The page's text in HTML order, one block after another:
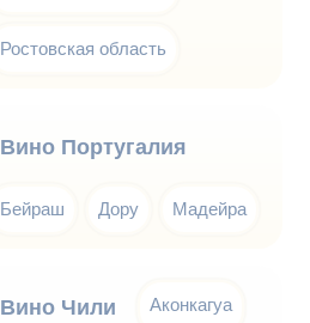
Ростовская область
Вино Португалия
Бейраш Дору Мадейра
Вино Чили Аконкагуа